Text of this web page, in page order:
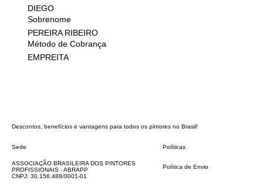
DIEGO
Sobrenome
PEREIRA RIBEIRO
Método de Cobrança
EMPREITA
Descontos, benefícios e vantagens para todos os pintores no Brasil!
Sede
ASSOCIAÇÃO BRASILEIRA DOS PINTORES
PROFISSIONAIS - ABRAPP
CNPJ: 30.156.488/0001-01
Políticas
Política de Envio